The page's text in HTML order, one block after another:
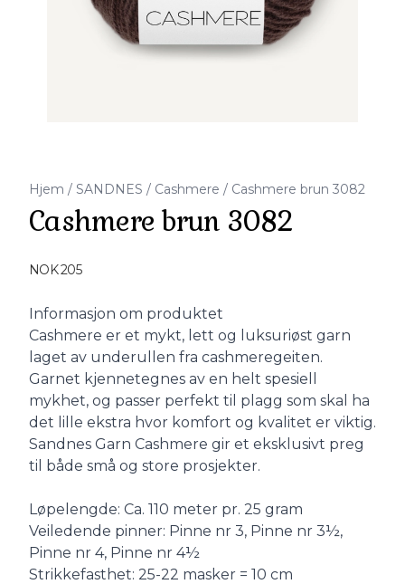
Hjem / SANDNES / Cashmere / Cashmere brun 3082
Cashmere brun 3082
NOK 205
Description
Informasjon om produktet
Cashmere er et mykt, lett og luksuriøst garn
laget av underullen fra cashmeregeiten.
Garnet kjennetegnes av en helt spesiell
mykhet, og passer perfekt til plagg som skal ha
det lille ekstra hvor komfort og kvalitet er viktig.
Sandnes Garn Cashmere gir et eksklusivt preg
til både små og store prosjekter.
Løpelengde: Ca. 110 meter pr. 25 gram
Veiledende pinner: Pinne nr 3, Pinne nr 3½,
Pinne nr 4, Pinne nr 4½
Strikkefasthet: 25-22 masker = 10 cm